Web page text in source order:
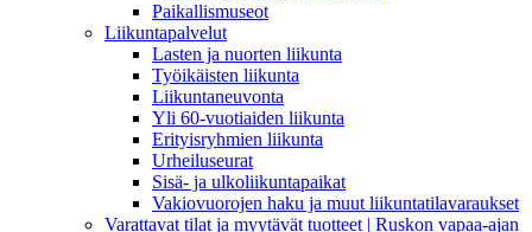
Paikallismuseot
Liikuntapalvelut
Lasten ja nuorten liikunta
Työikäisten liikunta
Liikuntaneuvonta
Yli 60-vuotiaiden liikunta
Erityisryhmien liikunta
Urheiluseurat
Sisä- ja ulkoliikuntapaikat
Vakiovuorojen haku ja muut liikuntatilavaraukset
Varattavat tilat ja myytävät tuotteet | Ruskon vapaa-ajan